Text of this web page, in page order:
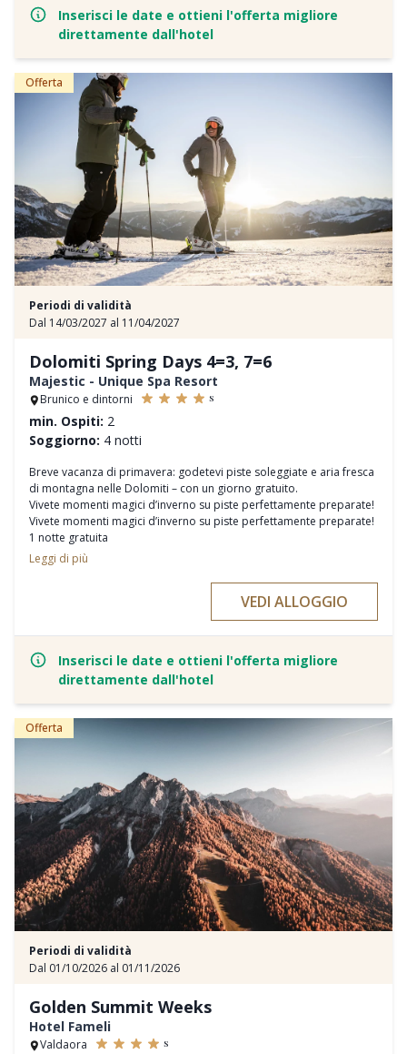
Inserisci le date e ottieni l'offerta migliore
direttamente dall'hotel
Offerta
Periodi di validità
Dal 14/03/2027 al 11/04/2027
Dolomiti Spring Days 4=3, 7=6
Majestic - Unique Spa Resort
Brunico e dintorni s
min. Ospiti: 2
Soggiorno: 4 notti
Breve vacanza di primavera: godetevi piste soleggiate e aria fresca
di montagna nelle Dolomiti – con un giorno gratuito.
Vivete momenti magici d’inverno su piste perfettamente preparate!
Vivete momenti magici d’inverno su piste perfettamente preparate!
1 notte gratuita
1 giorno di scipass gratuito (se si utilizza uno skipass di almeno 4
giorni - skipass non incluso nel prezzo del pacchetto)
Bruneck Kronplatz Card
Leggi di più
VEDI ALLOGGIO
Inserisci le date e ottieni l'offerta migliore
direttamente dall'hotel
Offerta
Periodi di validità
Dal 01/10/2026 al 01/11/2026
Golden Summit Weeks
Hotel Fameli
Valdaora s